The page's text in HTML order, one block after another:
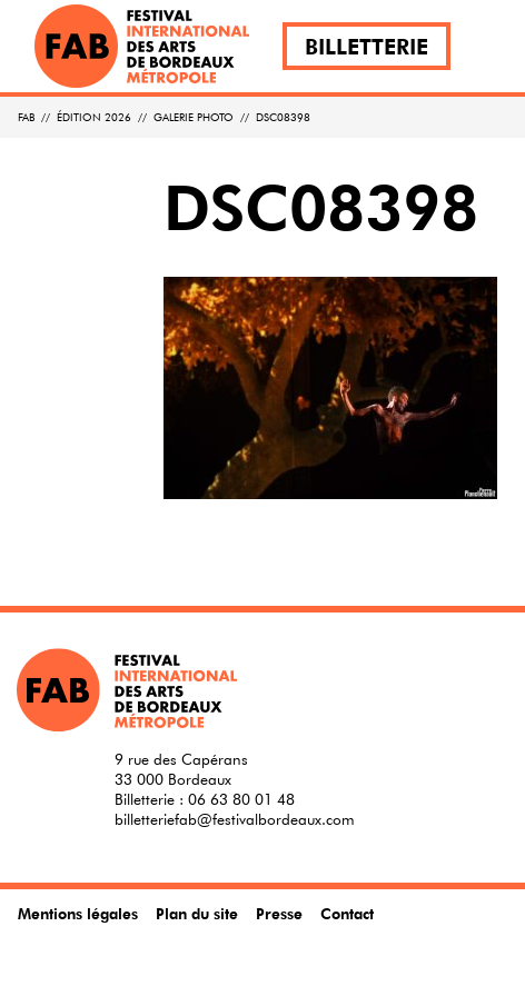
BILLETTERIE
FAB // ÉDITION 2026 // GALERIE PHOTO // DSC08398
DSC08398
9 rue des Capérans
33 000 Bordeaux
Billetterie : 06 63 80 01 48
billetteriefab@festivalbordeaux.com
Mentions légales Plan du site Presse Contact